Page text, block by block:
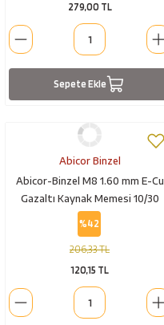
279,00 TL
Sepete Ekle
Abicor Binzel
Abicor-Binzel M8 1.60 mm E-Cu
Gazaltı Kaynak Memesi 10/30
%42
206,33 TL
120,15 TL